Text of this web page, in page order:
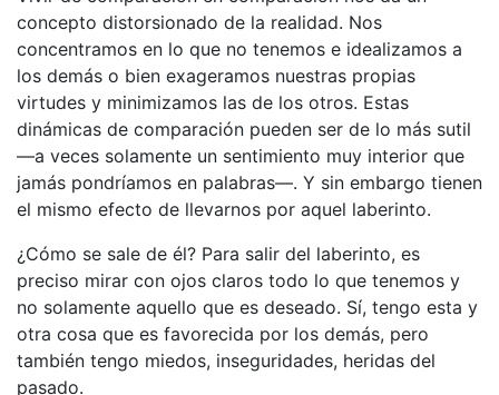
concepto distorsionado de la realidad. Nos
concentramos en lo que no tenemos e idealizamos a
los demás o bien exageramos nuestras propias
virtudes y minimizamos las de los otros. Estas
dinámicas de comparación pueden ser de lo más sutil
—a veces solamente un sentimiento muy interior que
jamás pondríamos en palabras—. Y sin embargo tienen
el mismo efecto de llevarnos por aquel laberinto.
¿Cómo se sale de él? Para salir del laberinto, es
preciso mirar con ojos claros todo lo que tenemos y
no solamente aquello que es deseado. Sí, tengo esta y
otra cosa que es favorecida por los demás, pero
también tengo miedos, inseguridades, heridas del
pasado.